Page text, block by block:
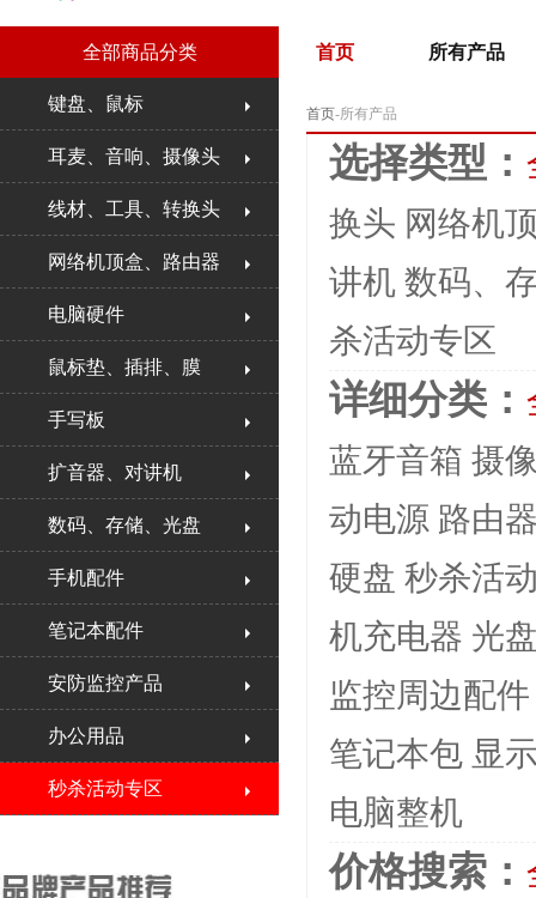
首页 所有产品
全部商品分类
键盘、鼠标
耳麦、音响、摄像头
线材、工具、转换头
网络机顶盒、路由器
电脑硬件
鼠标垫、插排、膜
手写板
扩音器、对讲机
数码、存储、光盘
手机配件
笔记本配件
安防监控产品
办公用品
秒杀活动专区
首页-所有产品
选择类型：
换头 网络机
讲机 数码、
杀活动专区
详细分类：
蓝牙音箱 摄
动电源 路由
硬盘 秒杀活
机充电器 光
监控周边配件
笔记本包 显
电脑整机
价格搜索：